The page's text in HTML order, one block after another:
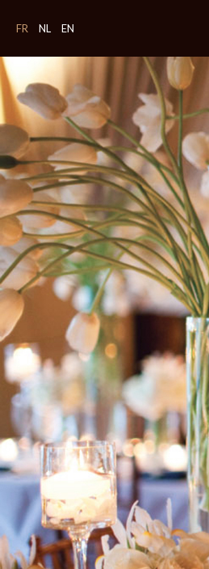
FR NL EN